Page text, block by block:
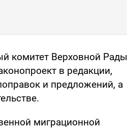
комитет Верховной Рады
в редакции,
и предложений, а
миграционной